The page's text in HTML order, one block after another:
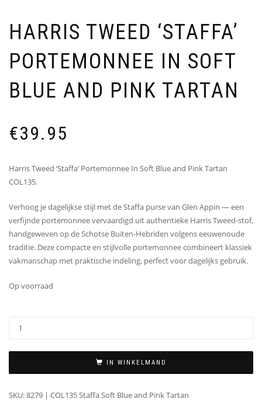
HARRIS TWEED ‘STAFFA’
PORTEMONNEE IN SOFT
BLUE AND PINK TARTAN
€39.95
Harris Tweed ‘Staffa’ Portemonnee In Soft Blue and Pink Tartan
COL135.
Verhoog je dagelijkse stijl met de Staffa purse van Glen Appin — een
verfijnde portemonnee vervaardigd uit authentieke Harris Tweed-stof,
handgeweven op de Schotse Buiten-Hebriden volgens eeuwenoude
traditie. Deze compacte en stijlvolle portemonnee combineert klassiek
vakmanschap met praktische indeling, perfect voor dagelijks gebruik.
Op voorraad
IN WINKELMAND
SKU:8279 | COL135 Staffa Soft Blue and Pink Tartan